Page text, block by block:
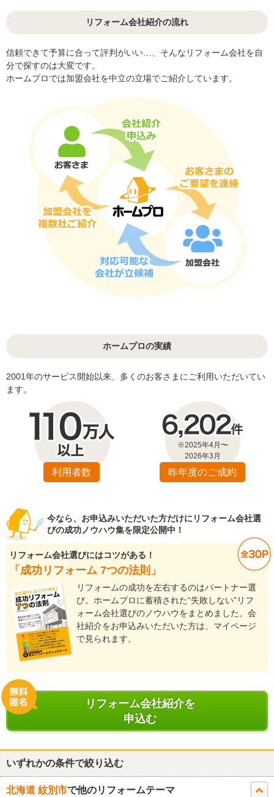
リフォーム会社紹介の流れ
信頼できて予算に合って評判がいい…、そんなリフォーム会社を自
分で探すのは大変です。
ホームプロでは加盟会社を中立の立場でご紹介しています。
ホームプロの実績
2001年のサービス開始以来、多くのお客さまにご利用いただいてい
ます。
利用者数
※2025年4月〜
2026年3月
昨年度のご成約
今なら、お申込みいただいた方だけにリフォーム会社選
びの成功ノウハウ集を限定公開中！
リフォーム会社選びにはコツがある！
「成功リフォーム 7つの法則」
リフォームの成功を左右するのはパートナー選
び。ホームプロに蓄積された“失敗しない”リフ
ォーム会社選びのノウハウをまとめました。会
社紹介をお申込みいただいた方は、マイページ
で見られます。
リフォーム会社紹介を
申込む
いずれかの条件で絞り込む
北海道 紋別市で他のリフォームテーマ